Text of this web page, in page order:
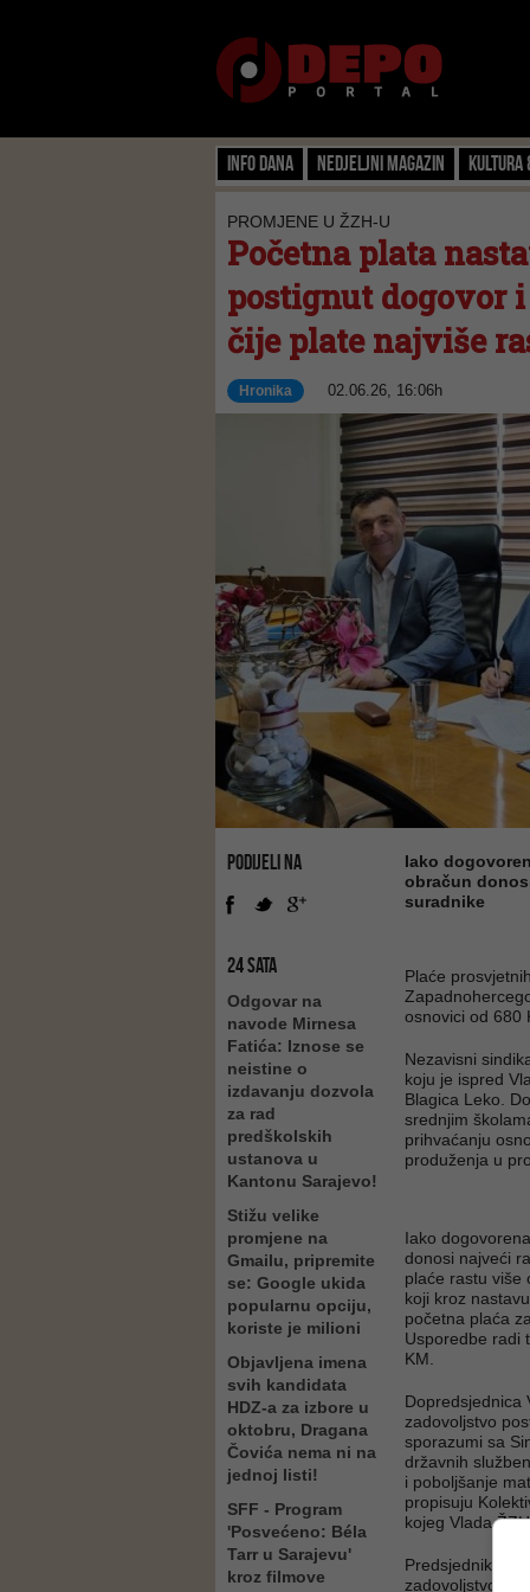
Info dana Nedjeljni magazin Kultura
PROMJENE U ŽZH-U
Početna plata
postignut dogovor
čije plate najviše
Hronika 02.06.26, 16:06h
PODIJELI NA
24 SATA
Odgovar na
navode Mirnesa
Fatića: Iznose se
neistine o
izdavanju dozvola
za rad
predškolskih
ustanova u
Kantonu Sarajevo!
Stižu velike
promjene na
Gmailu, pripremite
se: Google ukida
popularnu opciju,
koriste je milioni
Objavljena imena
svih kandidata
HDZ-a za izbore u
oktobru, Dragana
Čovića nema ni na
jednoj listi!
SFF - Program
'Posvećeno: Béla
Tarr u Sarajevu'
kroz filmove
Iako
obračun
suradnike
Plaće
osnovici od 680
Nezavisni
koju je ispred
Blagica Leko.
srednjim
prihvaćanju
produženja u
Iako
donosi najveći
plaće rastu više
koji kroz
početna plaća
Usporedbe radi
KM.
Dopredsjednica
zadovoljstvo
sporazumi sa
državnih
i poboljšanje
propisuju
kojeg Vlada
Predsjednik
zadovoljstvo